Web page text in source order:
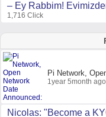
– Ey Rabbim!
1,716 Click
Pi Network,
1year 5month ago
Nicolas: "Become a